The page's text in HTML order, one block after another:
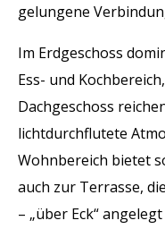
gelungene
Im Erdgeschoss
Ess- und
Dachgeschoss
lichtdurchflutete
Wohnbereich bietet
auch zur Terrasse,
– „über Eck“